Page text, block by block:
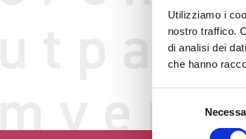
Utilizziamo i
nostro traffico.
di analisi dei
che hanno
consenso